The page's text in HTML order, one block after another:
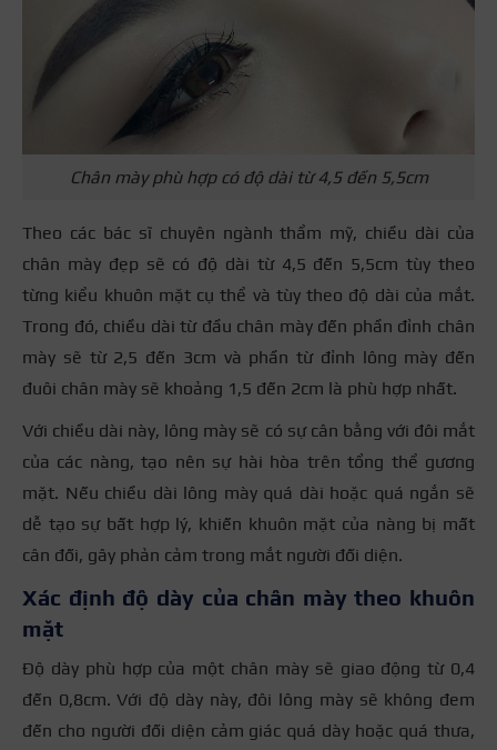
Chân mày phù hợp có độ dài từ 4,5 đến 5,5cm
Theo các bác sĩ chuyên ngành thẩm mỹ, chiều dài của
chân mày đẹp sẽ có độ dài từ 4,5 đến 5,5cm tùy theo
từng kiểu khuôn mặt cụ thể và tùy theo độ dài của mắt.
Trong đó, chiều dài từ đầu chân mày đến phần đỉnh chân
mày sẽ từ 2,5 đến 3cm và phần từ đỉnh lông mày đến
đuôi chân mày sẽ khoảng 1,5 đến 2cm là phù hợp nhất.
Với chiều dài này, lông mày sẽ có sự cân bằng với đôi mắt
của các nàng, tạo nên sự hài hòa trên tổng thể gương
mặt. Nếu chiều dài lông mày quá dài hoặc quá ngắn sẽ
dễ tạo sự bất hợp lý, khiến khuôn mặt của nàng bị mất
cân đối, gây phản cảm trong mắt người đối diện.
Xác định độ dày của chân mày theo khuôn
mặt
Độ dày phù hợp của một chân mày sẽ giao động từ 0,4
đến 0,8cm. Với độ dày này, đôi lông mày sẽ không đem
đến cho người đối diện cảm giác quá dày hoặc quá thưa,